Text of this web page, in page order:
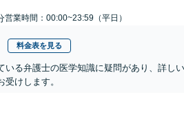
営業時間：00:00~23:59（平日）
料金表を見る
いる弁護士の医学知識に疑問があり、詳し
けします。